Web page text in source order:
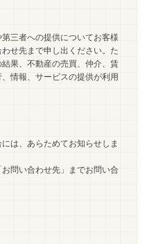
三者への提供についてお客様
せ先まで申し出ください。た
果、不動産の売買、仲介、賃
情報、サービスの提供が利用
は、あらためてお知らせしま
問い合わせ先」までお問い合